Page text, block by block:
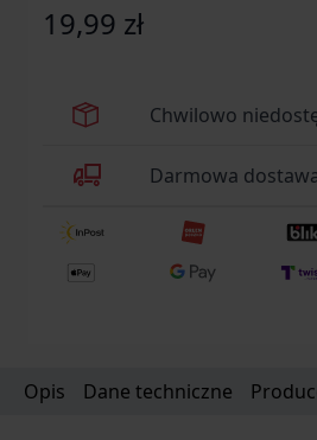
Pasuje do replik MB05 i
19,99 zł
Chwilowo
Darmowa
Opis Dane techniczne